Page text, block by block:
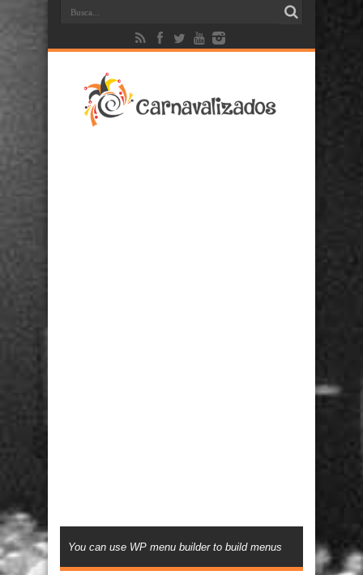
You can use WP menu builder to build menus